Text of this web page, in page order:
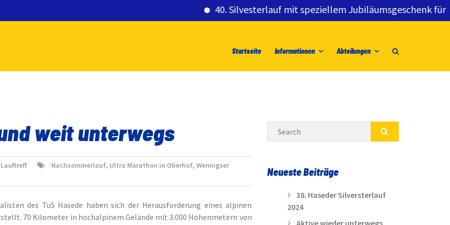
40. Silvesterlauf mit speziellem Jubiläumsgeschenk für alle
Startseite Informationen Abteilungen
weit unterwegs
Lauftreff Nachsommerlauf, Ultra Marathon in Oberhof, Wennigser
des TuS Hasede haben sich der Herausforderung eines alpinen
70 Kilometer in hochalpinem Gelände mit 3.000 Höhenmetern von
Search
SEARCH
Neueste Beiträge
38. Haseder Silversterlauf
2024
Aktive wieder unterwegs